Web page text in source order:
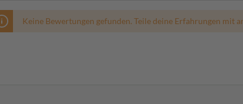
Keine Bewertungen gefunden. Teile deine Erfahrungen mit